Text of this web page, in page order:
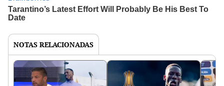
NOTAS RELACIONADAS